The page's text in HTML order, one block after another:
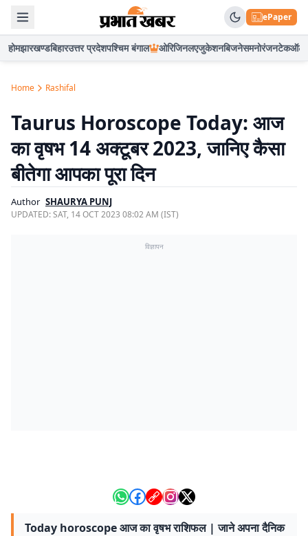
ePaper
होमझारखण्डबिहारउत्तर प्रदेशपश्चिम बंगाल ओरिजिनलएजुकेशनबिजनेसमनोरंजनटेकऑटो
Home Rashifal
Taurus Horoscope Today: आज
का वृषभ 14 अक्टूबर 2023, जानिए कैसा
बीतेगा आपका पूरा दिन
Author SHAURYA PUNJ
UPDATED:SAT, 14 OCT 2023 08:02 AM (IST)
विज्ञापन
Today horoscope आज का वृषभ राशिफल | जाने अपना दैनिक